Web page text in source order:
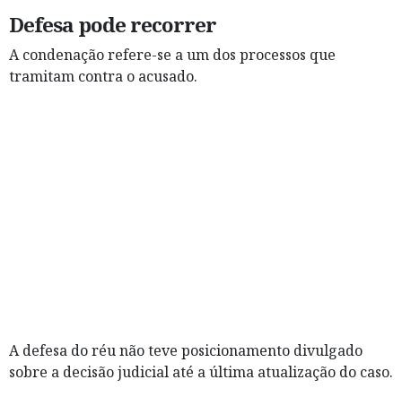
Defesa pode recorrer
A condenação refere-se a um dos processos que
tramitam contra o acusado.
A defesa do réu não teve posicionamento divulgado
sobre a decisão judicial até a última atualização do caso.